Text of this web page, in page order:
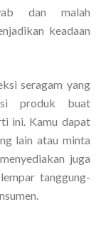
dan malah
keadaan
seragam yang
produk buat
ini. Kamu dapat
lain atau minta
juga
tanggung-